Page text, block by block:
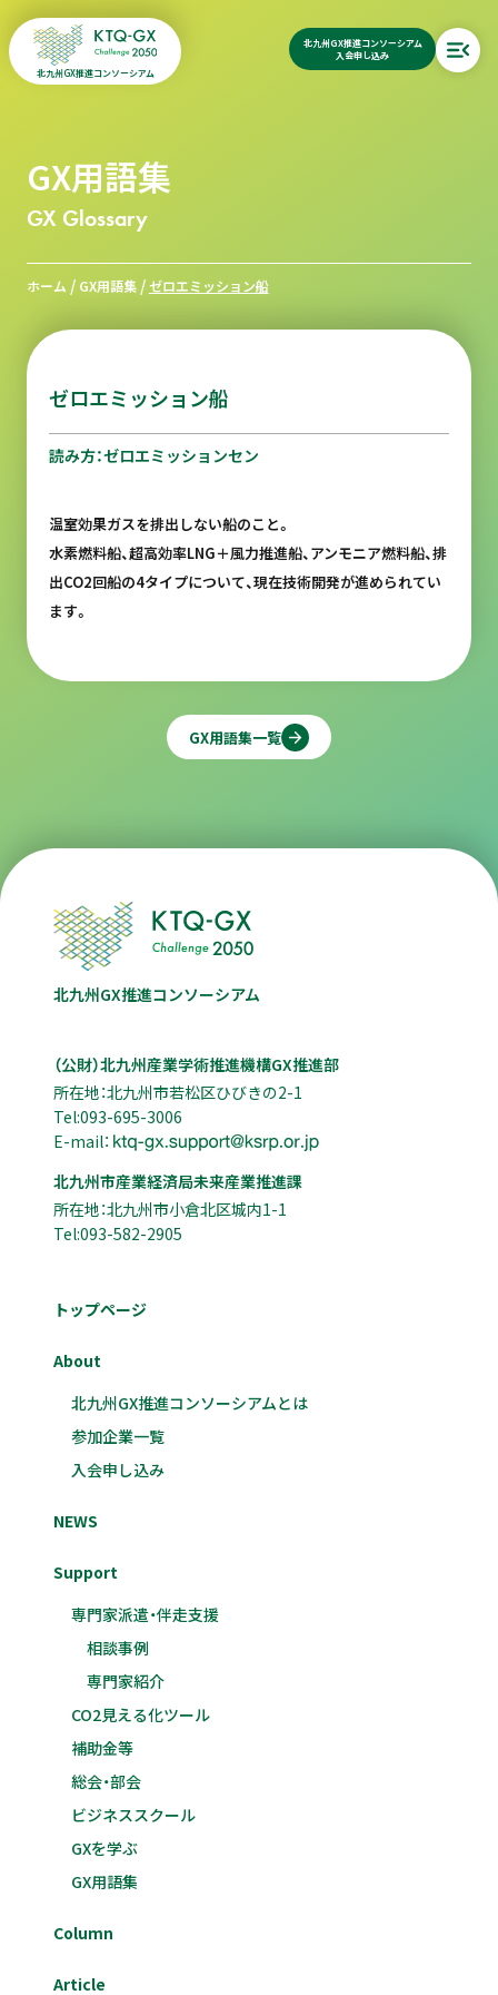
北九州GX推進コンソーシアム
北九州GX推進コンソーシアム
入会申し込み
GX用語集
GX Glossary
ホーム/ GX用語集/ゼロエミッション船
ゼロエミッション船
読み方：ゼロエミッションセン
温室効果ガスを排出しない船のこと。
水素燃料船、超高効率LNG＋風力推進船、アンモニア燃料船、排
出CO2回船の4タイプについて、現在技術開発が進められてい
ます。
GX用語集一覧
北九州GX推進コンソーシアム
（公財）北九州産業学術推進機構GX推進部
所在地：北九州市若松区ひびきの2-1
Tel:093-695-3006
E-mail：
北九州市産業経済局未来産業推進課
所在地：北九州市小倉北区城内1-1
Tel:093-582-2905
トップページ
About
北九州GX推進コンソーシアムとは
参加企業一覧
入会申し込み
NEWS
Support
専門家派遣・伴走支援
相談事例
専門家紹介
CO2見える化ツール
補助金等
総会・部会
ビジネススクール
GXを学ぶ
GX用語集
Column
Article